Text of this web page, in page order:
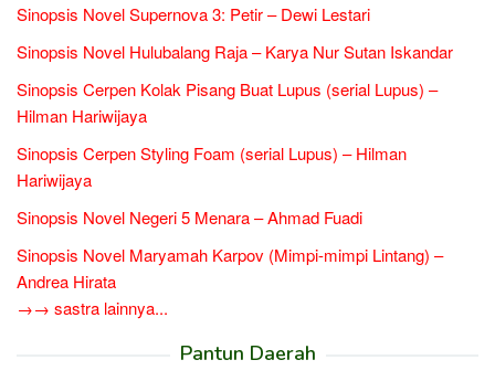
Sinopsis Novel Supernova 3: Petir – Dewi Lestari
Sinopsis Novel Hulubalang Raja – Karya Nur Sutan Iskandar
Sinopsis Cerpen Kolak Pisang Buat Lupus (serial Lupus) –
Hilman Hariwijaya
Sinopsis Cerpen Styling Foam (serial Lupus) – Hilman
Hariwijaya
Sinopsis Novel Negeri 5 Menara – Ahmad Fuadi
Sinopsis Novel Maryamah Karpov (Mimpi-mimpi Lintang) –
Andrea Hirata
→→ sastra lainnya...
Pantun Daerah